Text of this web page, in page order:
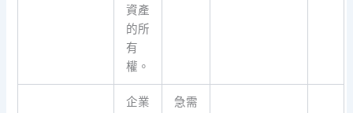
資產
的所
有
權。
企業
急需